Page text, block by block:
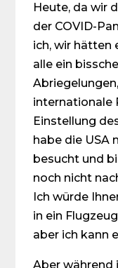
Heute, da wir
der COVID-
ich, wir hätten
alle ein
internationale
Einstellung
habe die USA
besucht und
noch nicht
Ich würde
in ein
aber ich kann
Aber während